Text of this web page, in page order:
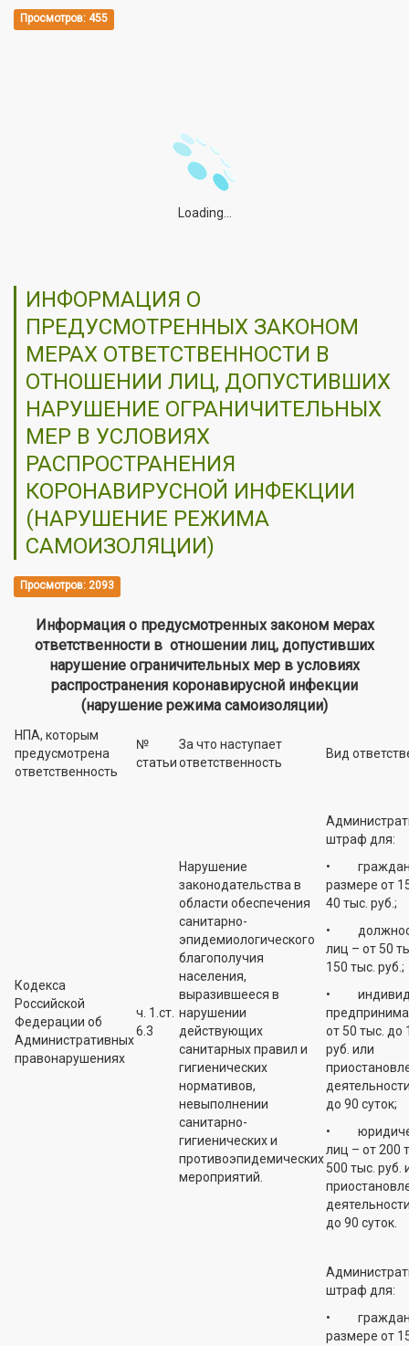
Просмотров: 455
Loading...
ИНФОРМАЦИЯ О
ПРЕДУСМОТРЕННЫХ ЗАКОНОМ
МЕРАХ ОТВЕТСТВЕННОСТИ В
ОТНОШЕНИИ ЛИЦ, ДОПУСТИВШИХ
НАРУШЕНИЕ ОГРАНИЧИТЕЛЬНЫХ
МЕР В УСЛОВИЯХ
РАСПРОСТРАНЕНИЯ
КОРОНАВИРУСНОЙ ИНФЕКЦИИ
(НАРУШЕНИЕ РЕЖИМА
САМОИЗОЛЯЦИИ)
Просмотров: 2093
Информация о предусмотренных законом мерах
ответственности в отношении лиц, допустивших
нарушение ограничительных мер в условиях
распространения коронавирусной инфекции
(нарушение режима самоизоляции)
НПА, которым
предусмотрена
ответственность
№
статьи
За что наступает
ответственность
Вид
Кодекса
Российской
Федерации об
Административных
правонарушениях
ч. 1.ст.
6.3
Нарушение
законодательства в
области обеспечения
санитарно-
эпидемиологического
благополучия
населения,
выразившееся в
нарушении
действующих
санитарных правил и
гигиенических
нормативов,
невыполнении
санитарно-
гигиенических и
противоэпидемических
мероприятий.
штраф для:
• граждан
размере от
40 тыс. руб.;
•
лиц – от 50
150 тыс. руб.;
•
от 50 тыс. до
руб. или
до 90 суток;
•
лиц – от 200
500 тыс. руб.
до 90 суток.
штраф для:
• граждан
размере от